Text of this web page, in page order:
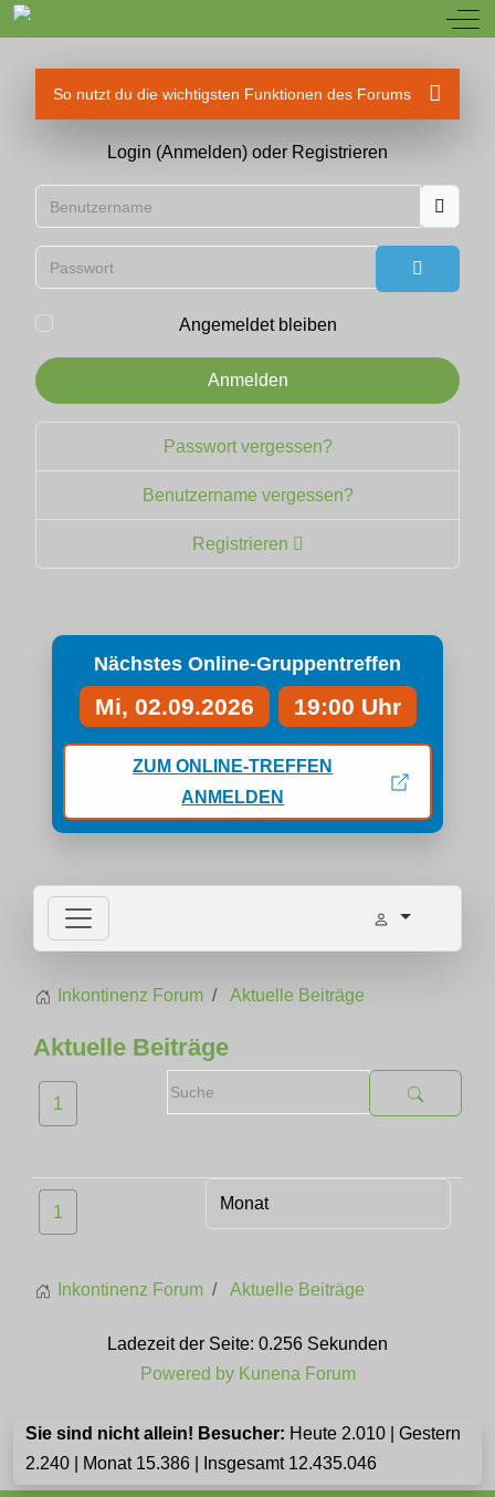
Off-
So nutzt du die wichtigsten Funktionen des Forums
Login (Anmelden) oder Registrieren
Benutzername
Passwort
Passwort
Angemeldet bleiben
Anmelden
Passwort vergessen?
Benutzername vergessen?
Registrieren
Nächstes Online-Gruppentreffen
Mi, 02.09.2026 19:00 Uhr
ZUM ONLINE-TREFFEN
ANMELDEN
Inkontinenz Forum Aktuelle Beiträge
Aktuelle Beiträge
1
1
Inkontinenz Forum Aktuelle Beiträge
Ladezeit der Seite: 0.256 Sekunden
Powered by Kunena Forum
Sie sind nicht allein! Besucher: Heute 2.010 | Gestern
2.240 | Monat 15.386 | Insgesamt 12.435.046